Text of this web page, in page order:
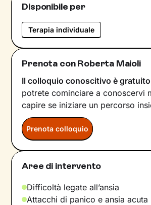
Disponibile per
Terapia individuale
Prenota con Roberta Maioli
Il colloquio conoscitivo è
potrete cominciare a conoscervi
capire se iniziare un percorso
Prenota colloquio
Aree di intervento
Difficoltà legate all’ansia
Attacchi di panico e ansia acuta